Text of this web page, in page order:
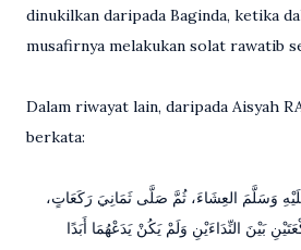
dinukilkan daripada Baginda, ketika
musafirnya melakukan solat rawatib
Dalam riwayat lain, daripada Aisyah
berkata:
بَيْنَ النِّدَاءَيْنِ وَلَمْ يَكُنْ يَدَعْهُمَا أَبَدًا